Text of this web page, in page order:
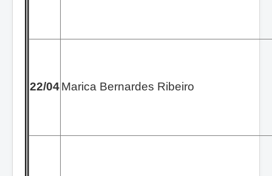
22/04Marica Bernardes Ribeiro